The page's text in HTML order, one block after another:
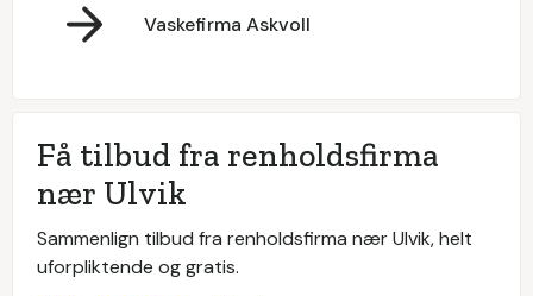
Vaskefirma Askvoll
Få tilbud fra renholdsfirma
nær Ulvik
Sammenlign tilbud fra renholdsfirma nær Ulvik, helt
uforpliktende og gratis.